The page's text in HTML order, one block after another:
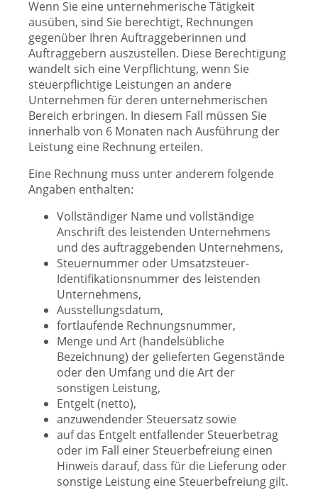
Wenn Sie eine unternehmerische Tätigkeit
ausüben, sind Sie berechtigt, Rechnungen
gegenüber Ihren Auftraggeberinnen und
Auftraggebern auszustellen. Diese Berechtigung
wandelt sich eine Verpflichtung, wenn Sie
steuerpflichtige Leistungen an andere
Unternehmen für deren unternehmerischen
Bereich erbringen. In diesem Fall müssen Sie
innerhalb von 6 Monaten nach Ausführung der
Leistung eine Rechnung erteilen.
Eine Rechnung muss unter anderem folgende
Angaben enthalten:
Vollständiger Name und vollständige
Anschrift des leistenden Unternehmens
und des auftraggebenden Unternehmens,
Steuernummer oder Umsatzsteuer-
Identifikationsnummer des leistenden
Unternehmens,
Ausstellungsdatum,
fortlaufende Rechnungsnummer,
Menge und Art (handelsübliche
Bezeichnung) der gelieferten Gegenstände
oder den Umfang und die Art der
sonstigen Leistung,
Entgelt (netto),
anzuwendender Steuersatz sowie
auf das Entgelt entfallender Steuerbetrag
oder im Fall einer Steuerbefreiung einen
Hinweis darauf, dass für die Lieferung oder
sonstige Leistung eine Steuerbefreiung gilt.